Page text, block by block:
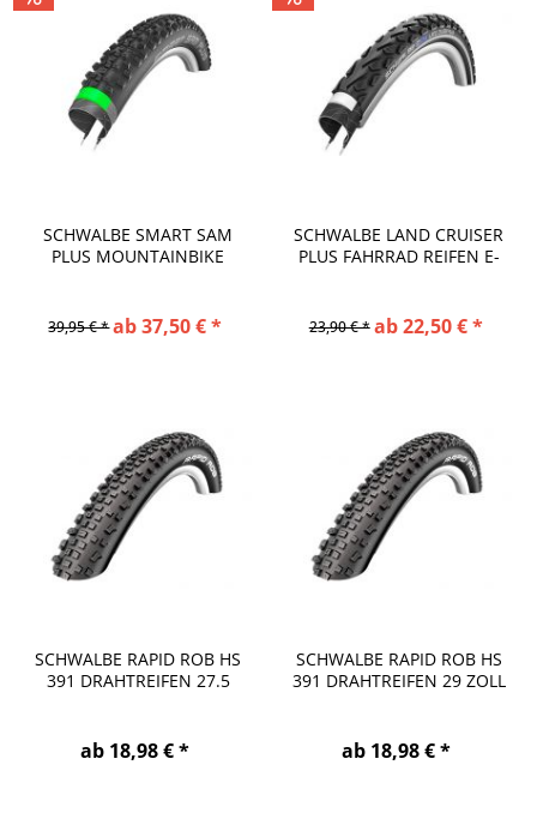
SCHWALBE SMART SAM
PLUS MOUNTAINBIKE
39,95 € *ab 37,50 € *
SCHWALBE LAND CRUISER
PLUS FAHRRAD REIFEN E-
23,90 € *ab 22,50 € *
SCHWALBE RAPID ROB HS
391 DRAHTREIFEN 27.5
ab 18,98 € *
SCHWALBE RAPID ROB HS
391 DRAHTREIFEN 29 ZOLL
ab 18,98 € *